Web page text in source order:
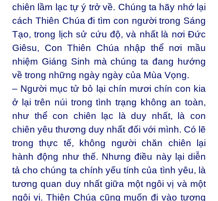
chiên lầm lạc tự ý trở về. Chúng ta hãy nhớ lại
cách Thiên Chúa đi tìm con người trong Sáng
Tạo, trong lịch sử cứu độ, và nhất là nơi Đức
Giêsu, Con Thiên Chúa nhập thể nơi mầu
nhiệm Giáng Sinh mà chúng ta đang hướng
về trong những ngày ngày của Mùa Vọng.
– Người mục tử bỏ lại chín mươi chín con kia
ở lại trên núi trong tình trạng không an toàn,
như thể con chiên lạc là duy nhất, là con
chiên yêu thương duy nhất đối với mình. Có lẽ
trong thực tế, không người chăn chiên lại
hành động như thế. Nhưng điều này lại diễn
tả cho chúng ta chính yếu tính của tình yêu, là
tương quan duy nhất giữa một ngôi vị và một
ngôi vị. Thiên Chúa cũng muốn đi vào tương